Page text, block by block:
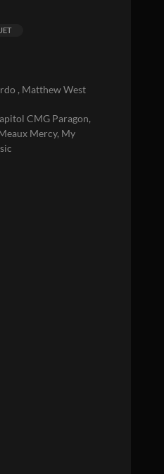
, Matthew West
CMG Paragon,
Mercy, My